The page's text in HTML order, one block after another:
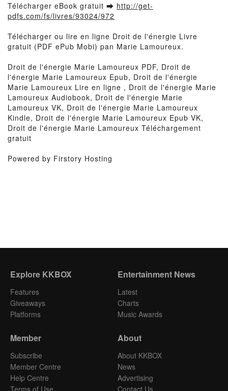
Télécharger eBook gratuit ➡ http://get-
pdfs.com/fs/livres/93024/972
Télécharger ou lire en ligne Droit de l'énergie Livre
gratuit (PDF ePub Mobi) pan Marie Lamoureux.
Droit de l'énergie Marie Lamoureux PDF, Droit de
l'énergie Marie Lamoureux Epub, Droit de l'énergie
Marie Lamoureux Lire en ligne , Droit de l'énergie Marie
Lamoureux Audiobook, Droit de l'énergie Marie
Lamoureux VK, Droit de l'énergie Marie Lamoureux
Kindle, Droit de l'énergie Marie Lamoureux Epub VK,
Droit de l'énergie Marie Lamoureux Téléchargement
gratuit
Powered by Firstory Hosting
Explore KKBOX
Features
Giveaways
Platforms
Entertainment News
Latest
Charts
Music Awards
Member
Subscribe
Member Centre
Help Centre
Terms of Use
About
About KKBOX
News
Advertising
Contact Us